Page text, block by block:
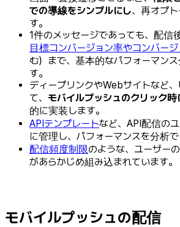
での導線をシンプルにし、再オプ
す。
1件のメッセージであっても、配信
目標コンバージョン率やコンバー
む）まで、基本的なパフォーマン
す。
ディープリンクやWebサイトなど
て、 モバイルプッシュのクリック
的に実装します。
APIテンプレートなど、API配信の
に管理し、パフォーマンスを分析で
配信頻度制限のような、ユーザー
があらかじめ組み込まれています。
モバイルプッシュの配信